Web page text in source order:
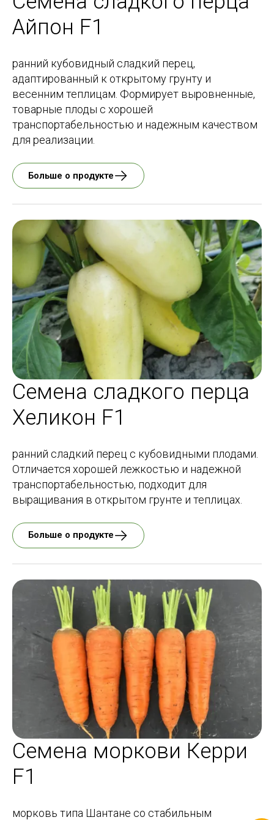
Айпон F1
ранний кубовидный сладкий перец,
адаптированный к открытому грунту и
весенним теплицам. Формирует выровненные,
товарные плоды с хорошей
транспортабельностью и надежным качеством
для реализации.
Больше о продукте
Семена сладкого перца
Хеликон F1
ранний сладкий перец с кубовидными плодами.
Отличается хорошей лежкостью и надежной
транспортабельностью, подходит для
выращивания в открытом грунте и теплицах.
Больше о продукте
Семена моркови Керри
F1
морковь типа Шантане со стабильным